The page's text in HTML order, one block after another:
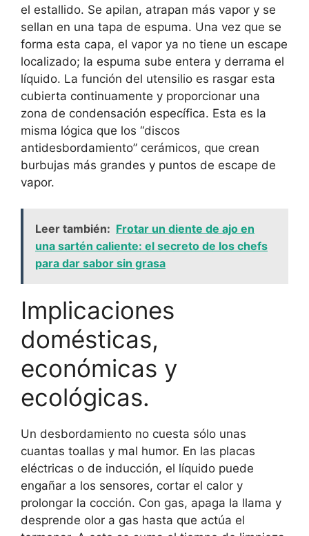
el estallido. Se apilan, atrapan más vapor y se
sellan en una tapa de espuma. Una vez que se
forma esta capa, el vapor ya no tiene un escape
localizado; la espuma sube entera y derrama el
líquido. La función del utensilio es rasgar esta
cubierta continuamente y proporcionar una
zona de condensación específica. Esta es la
misma lógica que los “discos
antidesbordamiento” cerámicos, que crean
burbujas más grandes y puntos de escape de
vapor.
Leer también: Frotar un diente de ajo en
una sartén caliente: el secreto de los chefs
para dar sabor sin grasa
Implicaciones
domésticas,
económicas y
ecológicas.
Un desbordamiento no cuesta sólo unas
cuantas toallas y mal humor. En las placas
eléctricas o de inducción, el líquido puede
engañar a los sensores, cortar el calor y
prolongar la cocción. Con gas, apaga la llama y
desprende olor a gas hasta que actúa el